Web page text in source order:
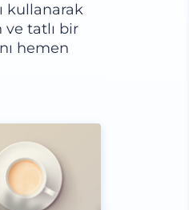
kullanarak
ve tatlı bir
hemen